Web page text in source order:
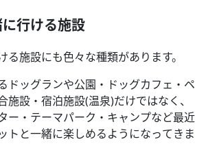
行ける施設
る施設にも色々な種類があります。
ドッグランや公園・ドッグカフェ・ペ
施設・宿泊施設(温泉)だけではなく、
ー・テーマパーク・キャンプなど最近
トと一緒に楽しめるようになってきま